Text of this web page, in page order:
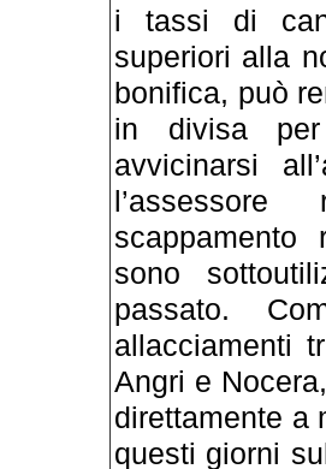
i tassi di
superiori alla
bonifica, può
in divisa
avvicinarsi
sono
passato.
allacciamenti
Angri e
direttamente a
questi giorni